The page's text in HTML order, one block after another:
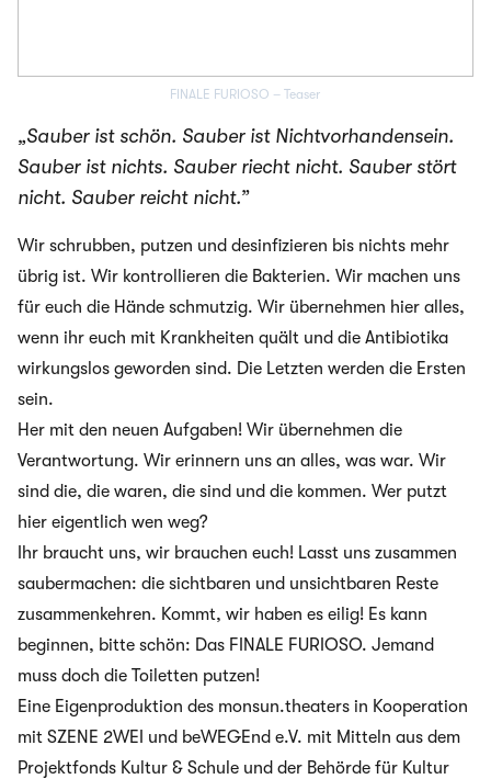
FINALE FURIOSO – Teaser
„Sauber ist schön. Sauber ist Nichtvorhandensein.
Sauber ist nichts. Sauber riecht nicht. Sauber stört
nicht. Sauber reicht nicht.”
Wir schrubben, putzen und desinfizieren bis nichts mehr
übrig ist. Wir kontrollieren die Bakterien. Wir machen uns
für euch die Hände schmutzig. Wir übernehmen hier alles,
wenn ihr euch mit Krankheiten quält und die Antibiotika
wirkungslos geworden sind. Die Letzten werden die Ersten
sein.
Her mit den neuen Aufgaben! Wir übernehmen die
Verantwortung. Wir erinnern uns an alles, was war. Wir
sind die, die waren, die sind und die kommen. Wer putzt
hier eigentlich wen weg?
Ihr braucht uns, wir brauchen euch! Lasst uns zusammen
saubermachen: die sichtbaren und unsichtbaren Reste
zusammenkehren. Kommt, wir haben es eilig! Es kann
beginnen, bitte schön: Das FINALE FURIOSO. Jemand
muss doch die Toiletten putzen!
Eine Eigenproduktion des monsun.theaters in Kooperation
mit SZENE 2WEI und beWEGEnd e.V. mit Mitteln aus dem
Projektfonds Kultur & Schule und der Behörde für Kultur